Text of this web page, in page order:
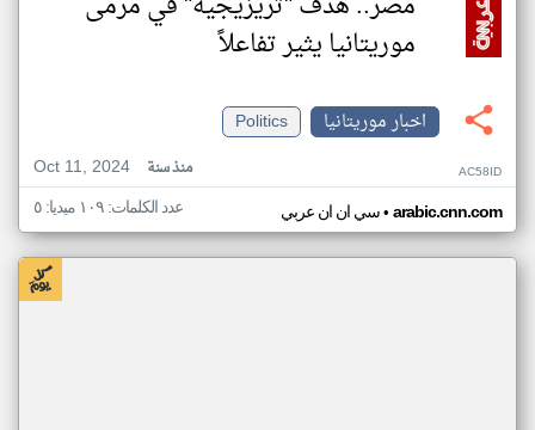
موريتانيا يثير تفاعلاً
اخبار موريتانيا
Politics
Oct 11, 2024
منذ سنة AC58ID
سي ان ان عربي• arabic.cnn.com عدد الكلمات: ١٠٩ ميديا: ٥